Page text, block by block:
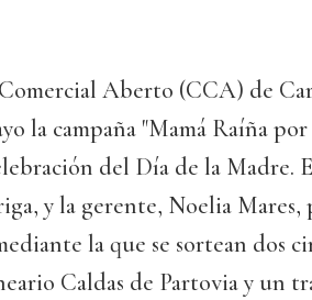
Aberto (CCA) de
la campaña "Mamá Raíña
del Día de la Madre.
y la gerente, Noelia Mares,
la que se sortean dos
Caldas de Partovia y un